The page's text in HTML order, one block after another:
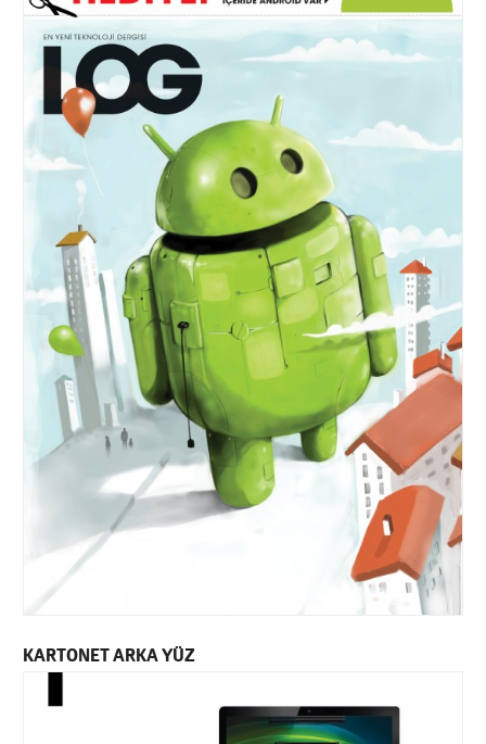
KARTONET ARKA YÜZ